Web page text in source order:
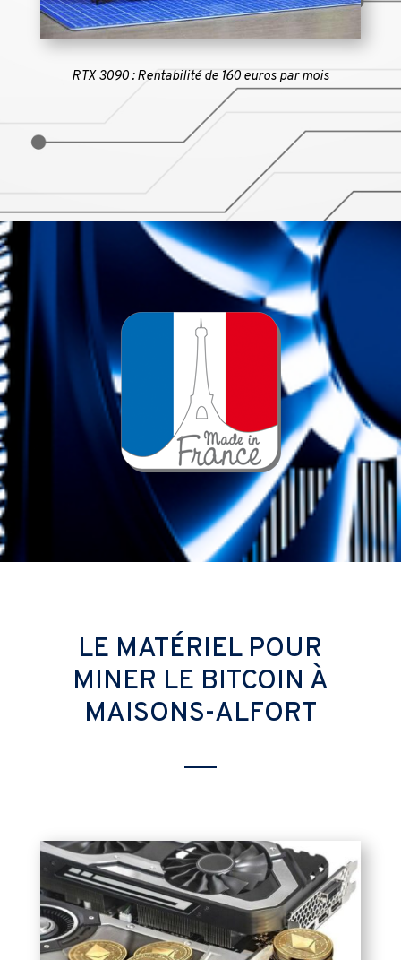
RTX 3090 : Rentabilité de 160 euros par mois
LE MATÉRIEL POUR
MINER LE BITCOIN À
MAISONS-ALFORT